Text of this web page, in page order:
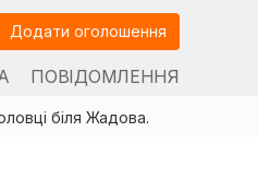
Додати оголошення
ПОВІДОМЛЕННЯ
біля Жадова.